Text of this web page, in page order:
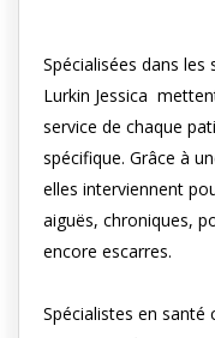
Spécialisées dans
Lurkin Jessica
service de chaque
spécifique. Grâce à
elles interviennent
aiguës, chroniques,
encore escarres.
Spécialistes en